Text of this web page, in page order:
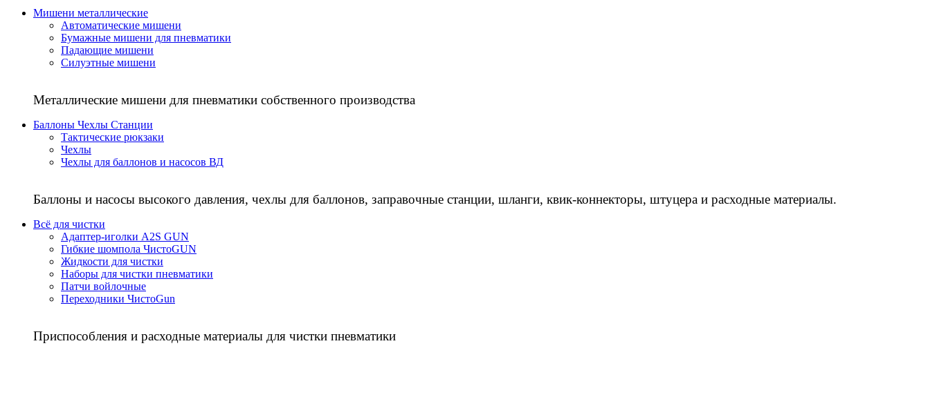
Мишени металлические
Автоматические мишени
Бумажные мишени для пневматики
Падающие мишени
Силуэтные мишени
Металлические мишени для пневматики собственного производства
Баллоны Чехлы Станции
Тактические рюкзаки
Чехлы
Чехлы для баллонов и насосов ВД
Баллоны и насосы высокого давления, чехлы для баллонов, заправочные станции, шланги, квик-коннекторы, штуцера и расходные материалы.
Всё для чистки
Адаптер-иголки A2S GUN
Гибкие шомпола ЧистоGUN
Жидкости для чистки
Наборы для чистки пневматики
Патчи войлочные
Переходники ЧистоGun
Приспособления и расходные материалы для чистки пневматики